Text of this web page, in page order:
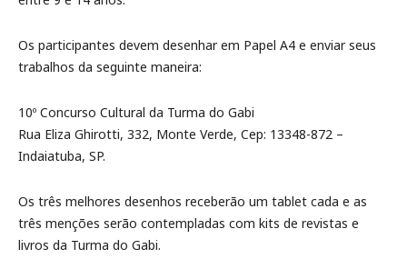
Os participantes devem desenhar em Papel A4 e enviar seus
trabalhos da seguinte maneira:
10º Concurso Cultural da Turma do Gabi
Rua Eliza Ghirotti, 332, Monte Verde, Cep: 13348-872 –
Indaiatuba, SP.
Os três melhores desenhos receberão um tablet cada e as
três menções serão contempladas com kits de revistas e
livros da Turma do Gabi.